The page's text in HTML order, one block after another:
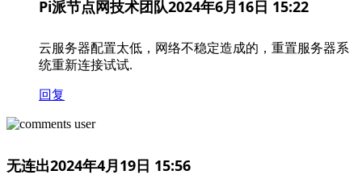
Pi派节点网技术团队2024年6月16日 15:22
云服务器配置太低，网络不稳定造成的，重置服务器系
统重新连接试试.
回复
无连出2024年4月19日 15:56